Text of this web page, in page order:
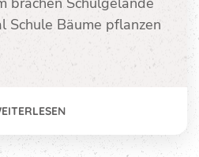
Schule Bäume pflanzen